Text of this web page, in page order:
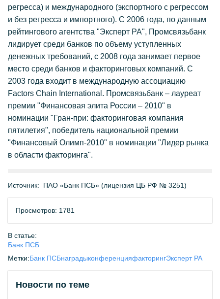
регресса) и международного (экспортного с регрессом
и без регресса и импортного). С 2006 года, по данным
рейтингового агентства "Эксперт РА", Промсвязьбанк
лидирует среди банков по объему уступленных
денежных требований, с 2008 года занимает первое
место среди банков и факторинговых компаний. С
2003 года входит в международную ассоциацию
Factors Chain International. Промсвязьбанк – лауреат
премии "Финансовая элита России – 2010" в
номинации "Гран-при: факторинговая компания
пятилетия", победитель национальной премии
"Финансовый Олимп-2010" в номинации "Лидер рынка
в области факторинга".
Источник: ПАО «Банк ПСБ» (лицензия ЦБ РФ № 3251)
Просмотров: 1781
В статье:
Банк ПСБ
Метки:Банк ПСБнаградыконференцияфакторингЭксперт РА
Новости по теме